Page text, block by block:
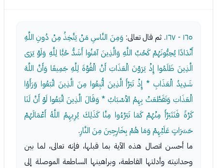
١٦٥ - ١٦٧ . ثم قال تعالى: وَمِنَ النَّاسِ مَنْ يَتَّخِذُ مِنْ دُونِ اللَّهِ
أَنْدَادًا يُحِبُّونَهُمْ كَحُبِّ اللَّهِ وَالَّذِينَ آمَنُوا أَشَدُّ حُبًّا لِلَّهِ وَلَوْ يَرَى
الَّذِينَ ظَلَمُوا إِذْ يَرَوْنَ الْعَذَابَ أَنَّ الْقُوَّةَ لِلَّهِ جَمِيعًا وَأَنَّ اللَّهَ
شَدِيدُ الْعَذَابِ * إِذْ تَبَرَّأَ الَّذِينَ اتُّبِعُوا مِنَ الَّذِينَ اتَّبَعُوا وَرَأَوُا
الْعَذَابَ وَتَقَطَّعَتْ بِهِمُ الأسْبَابُ * وَقَالَ الَّذِينَ اتَّبَعُوا لَوْ أَنَّ لَنَا
كَرَّةً فَنَتَبَرَّأَ مِنْهُمْ كَمَا تَبَرَّءُوا مِنَّا كَذَلِكَ يُرِيهِمُ اللَّهُ أَعْمَالَهُمْ
حَسَرَاتٍ عَلَيْهِمْ وَمَا هُمْ بِخَارِجِينَ مِنَ النَّارِ.
ما أحسن اتصال هذه الآية بما قبلها، فإنه تعالى، لما بين
وحدانيته وأدلتها القاطعة، وبراهينها الساطعة الموصلة إلى